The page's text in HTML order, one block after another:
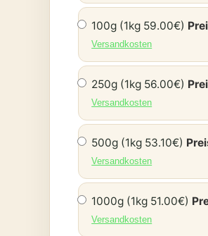
100g (1kg 59.00€)
Versandkosten
250g (1kg 56.00€)
Versandkosten
500g (1kg 53.10€)
Versandkosten
1000g (1kg 51.00€)
Versandkosten